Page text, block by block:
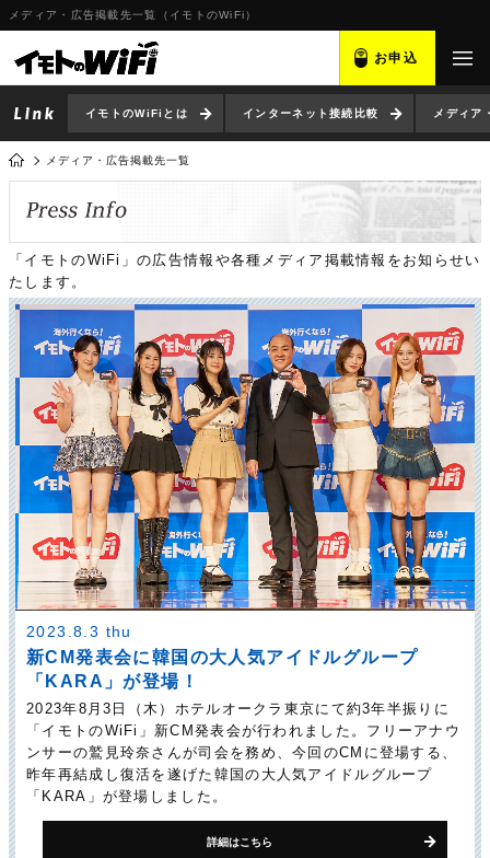
メディア・広告掲載先一覧（イモトのWiFi）
お申込
イモトのWiFiとは インターネット接続比較 メディア
メディア・広告掲載先一覧
「イモトのWiFi」の広告情報や各種メディア掲載情報をお知らせい
たします。
2023.8.3 thu
新CM発表会に韓国の大人気アイドルグループ
「KARA」が登場！
2023年8月3日（木）ホテルオークラ東京にて約3年半振りに
「イモトのWiFi」新CM発表会が行われました。フリーアナウ
ンサーの鷲見玲奈さんが司会を務め、今回のCMに登場する、
昨年再結成し復活を遂げた韓国の大人気アイドルグループ
「KARA」が登場しました。
詳細はこちら